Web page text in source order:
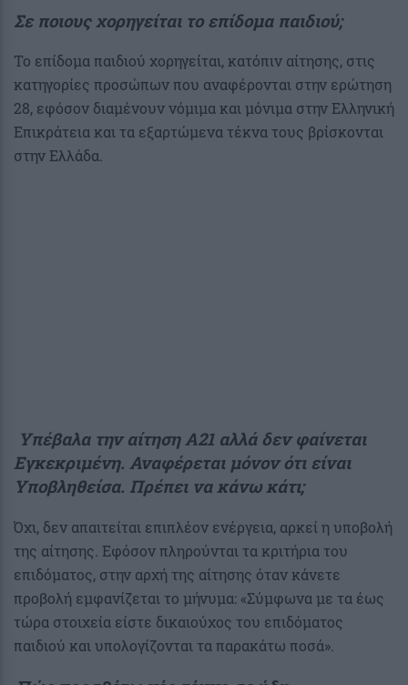
Σε ποιους χορηγείται το επίδομα παιδιού;
Το επίδομα παιδιού χορηγείται, κατόπιν αίτησης, στις
κατηγορίες προσώπων που αναφέρονται στην ερώτηση
28, εφόσον διαμένουν νόμιμα και μόνιμα στην Ελληνική
Επικράτεια και τα εξαρτώμενα τέκνα τους βρίσκονται
στην Ελλάδα.
Υπέβαλα την αίτηση Α21 αλλά δεν φαίνεται
Εγκεκριμένη. Αναφέρεται μόνον ότι είναι
Υποβληθείσα. Πρέπει να κάνω κάτι;
Όχι, δεν απαιτείται επιπλέον ενέργεια, αρκεί η υποβολή
της αίτησης. Εφόσον πληρούνται τα κριτήρια του
επιδόματος, στην αρχή της αίτησης όταν κάνετε
προβολή εμφανίζεται το μήνυμα: «Σύμφωνα με τα έως
τώρα στοιχεία είστε δικαιούχος του επιδόματος
παιδιού και υπολογίζονται τα παρακάτω ποσά».